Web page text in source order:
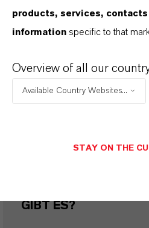
SYNTHETISCHE UND
EISENOXIDEN?
WERDE DIE
GIBT ES?
products, services,
information specific to that
Overview of all our
Available Country Websites...
STAY ON THE